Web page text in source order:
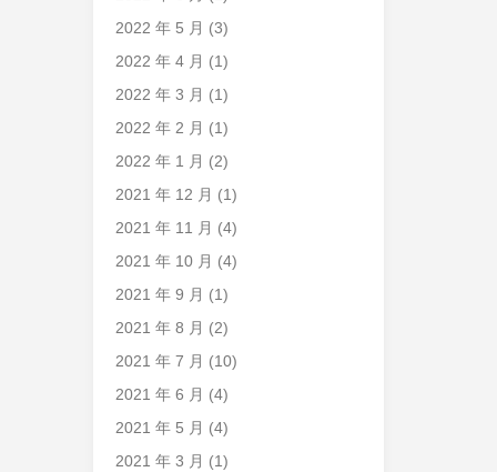
2022 年 5 月 (3)
2022 年 4 月 (1)
2022 年 3 月 (1)
2022 年 2 月 (1)
2022 年 1 月 (2)
2021 年 12 月 (1)
2021 年 11 月 (4)
2021 年 10 月 (4)
2021 年 9 月 (1)
2021 年 8 月 (2)
2021 年 7 月 (10)
2021 年 6 月 (4)
2021 年 5 月 (4)
2021 年 3 月 (1)